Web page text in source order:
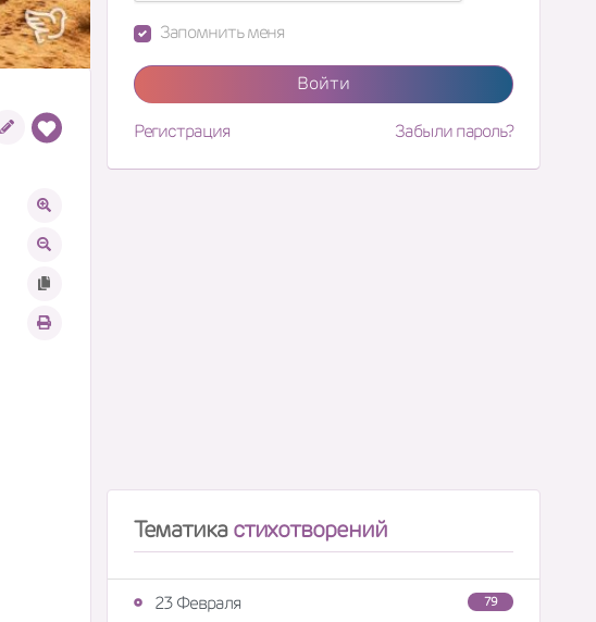
Запомнить меня
Войти
Регистрация Забыли пароль?
Тематикастихотворений
79
23 Февраля